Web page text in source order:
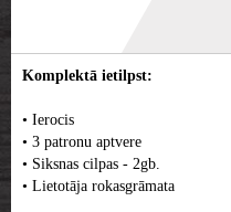
Komplektā ietilpst:
• Ierocis
• 3 patronu aptvere
• Siksnas cilpas - 2gb.
• Lietotāja rokasgrāmata